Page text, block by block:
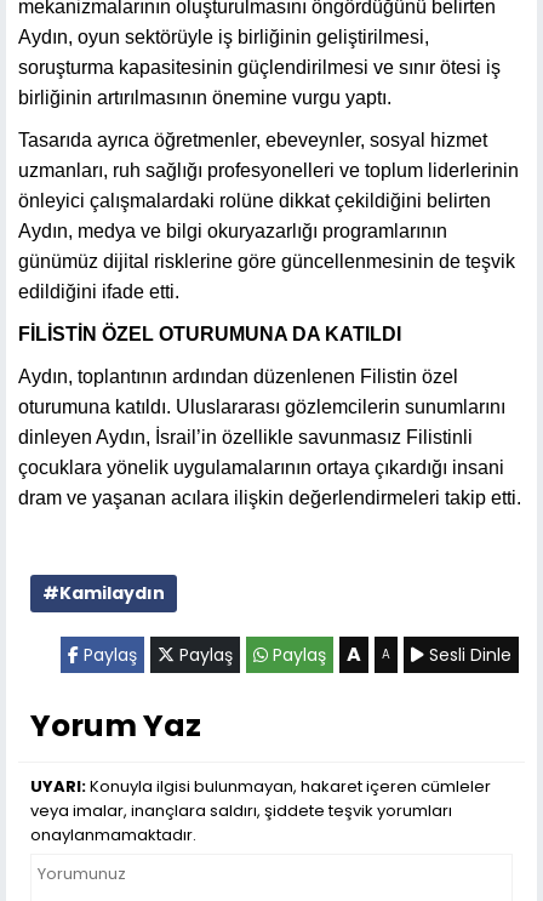
mekanizmalarının oluşturulmasını öngördüğünü belirten
Aydın, oyun sektörüyle iş birliğinin geliştirilmesi,
soruşturma kapasitesinin güçlendirilmesi ve sınır ötesi iş
birliğinin artırılmasının önemine vurgu yaptı.
Tasarıda ayrıca öğretmenler, ebeveynler, sosyal hizmet
uzmanları, ruh sağlığı profesyonelleri ve toplum liderlerinin
önleyici çalışmalardaki rolüne dikkat çekildiğini belirten
Aydın, medya ve bilgi okuryazarlığı programlarının
günümüz dijital risklerine göre güncellenmesinin de teşvik
edildiğini ifade etti.
FİLİSTİN ÖZEL OTURUMUNA DA KATILDI
Aydın, toplantının ardından düzenlenen Filistin özel
oturumuna katıldı. Uluslararası gözlemcilerin sunumlarını
dinleyen Aydın, İsrail’in özellikle savunmasız Filistinli
çocuklara yönelik uygulamalarının ortaya çıkardığı insani
dram ve yaşanan acılara ilişkin değerlendirmeleri takip etti.
#Kamilaydın
Paylaş Paylaş Paylaş A A Sesli Dinle
Yorum Yaz
UYARI:Konuyla ilgisi bulunmayan, hakaret içeren cümleler
veya imalar, inançlara saldırı, şiddete teşvik yorumları
onaylanmamaktadır.